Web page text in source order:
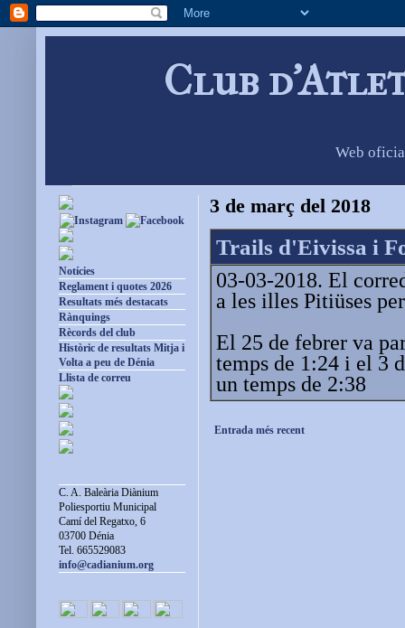
Club
Web
3 de març del 2018
Trails d'Eivissa i
03-03-2018. El
a les illes Pitiüses
El 25 de febrer va
temps de 1:24 i el 3
un temps de 2:38
Entrada més recent
Notícies
Reglament i quotes 2026
Resultats més destacats
Rànquings
Rècords del club
Històric de resultats Mitja i
Volta a peu de Dénia
Llista de correu
C. A. Baleària Diànium
Poliesportiu Municipal
Camí del Regatxo, 6
03700 Dénia
Tel. 665529083
info@cadianium.org